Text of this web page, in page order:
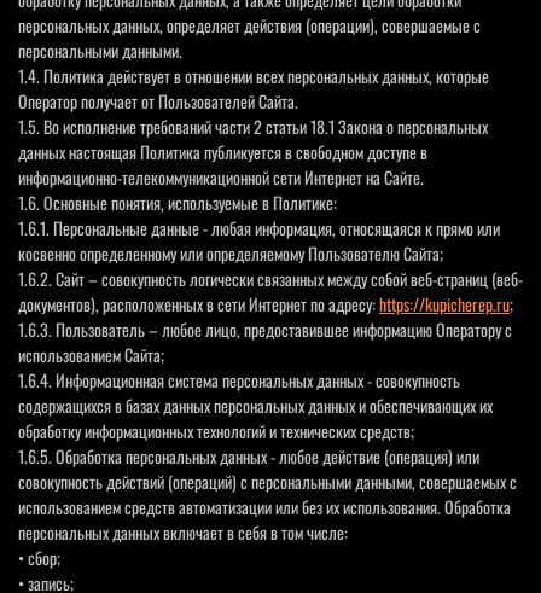
персональных данных, определяет действия (операции), совершаемые с
персональными данными.
1.4. Политика действует в отношении всех персональных данных, которые
Оператор получает от Пользователей Сайта.
1.5. Во исполнение требований части 2 статьи 18.1 Закона о персональных
данных настоящая Политика публикуется в свободном доступе в
информационно-телекоммуникационной сети Интернет на Сайте.
1.6. Основные понятия, используемые в Политике:
1.6.1. Персональные данные - любая информация, относящаяся к прямо или
косвенно определенному или определяемому Пользователю Сайта;
1.6.2. Сайт – совокупность логически связанных между собой веб-страниц (веб-
документов), расположенных в сети Интернет по адресу:https://kupicherep.ru;
1.6.3. Пользователь – любое лицо, предоставившее информацию Оператору с
использованием Сайта;
1.6.4. Информационная система персональных данных - совокупность
содержащихся в базах данных персональных данных и обеспечивающих их
обработку информационных технологий и технических средств;
1.6.5. Обработка персональных данных - любое действие (операция) или
совокупность действий (операций) с персональными данными, совершаемых с
использованием средств автоматизации или без их использования. Обработка
персональных данных включает в себя в том числе:
• сбор;
• запись;